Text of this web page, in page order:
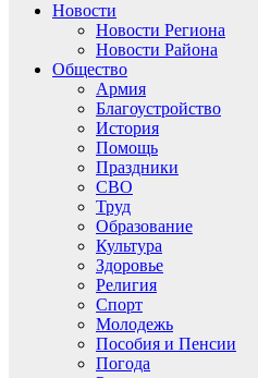
Новости
Новости Региона
Новости Района
Общество
Армия
Благоустройство
История
Помощь
Праздники
СВО
Труд
Образование
Культура
Здоровье
Религия
Спорт
Молодежь
Пособия и Пенсии
Погода